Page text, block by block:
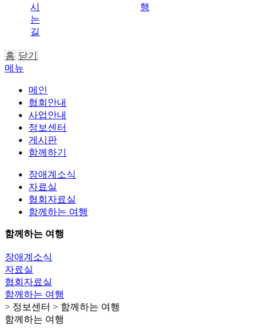
시
는
길
행
홈 닫기
메뉴
메인
협회안내
사업안내
정보센터
게시판
함께하기
장애계소식
자료실
협회자료실
함께하는 여행
함께하는 여행
장애계소식
자료실
협회자료실
함께하는 여행
> 정보센터 > 함께하는 여행
함께하는 여행